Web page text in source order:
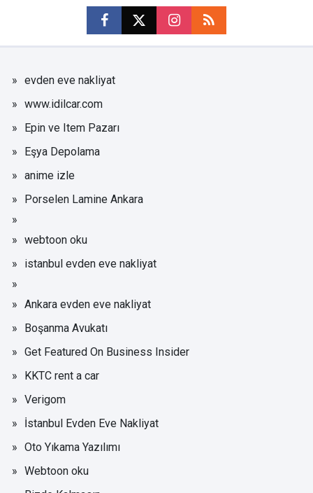
evden eve nakliyat
www.idilcar.com
Epin ve Item Pazarı
Eşya Depolama
anime izle
Porselen Lamine Ankara
webtoon oku
istanbul evden eve nakliyat
Ankara evden eve nakliyat
Boşanma Avukatı
Get Featured On Business Insider
KKTC rent a car
Verigom
İstanbul Evden Eve Nakliyat
Oto Yıkama Yazılımı
Webtoon oku